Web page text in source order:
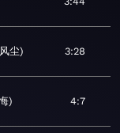
尘 3:28
4:7